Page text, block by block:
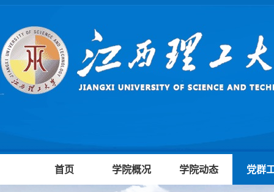
首页 学院概况 学院动态 党群